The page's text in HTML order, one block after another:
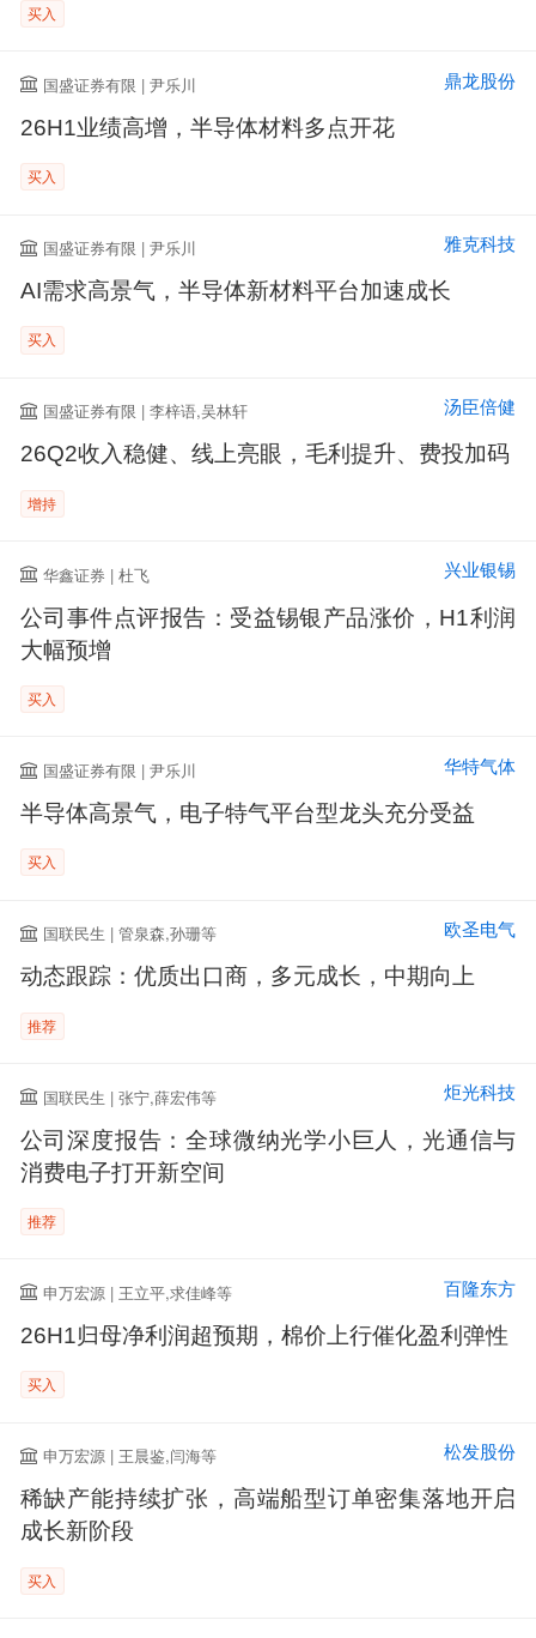
买入
国盛证券有限 | 尹乐川 鼎龙股份
26H1业绩高增，半导体材料多点开花
买入
国盛证券有限 | 尹乐川 雅克科技
AI需求高景气，半导体新材料平台加速成长
买入
国盛证券有限 | 李梓语,吴林轩 汤臣倍健
26Q2收入稳健、线上亮眼，毛利提升、费投加码
增持
华鑫证券 | 杜飞 兴业银锡
公司事件点评报告：受益锡银产品涨价，H1利润
大幅预增
买入
国盛证券有限 | 尹乐川 华特气体
半导体高景气，电子特气平台型龙头充分受益
买入
国联民生 | 管泉森,孙珊等 欧圣电气
动态跟踪：优质出口商，多元成长，中期向上
推荐
国联民生 | 张宁,薛宏伟等 炬光科技
公司深度报告：全球微纳光学小巨人，光通信与
消费电子打开新空间
推荐
申万宏源 | 王立平,求佳峰等 百隆东方
26H1归母净利润超预期，棉价上行催化盈利弹性
买入
申万宏源 | 王晨鉴,闫海等 松发股份
稀缺产能持续扩张，高端船型订单密集落地开启
成长新阶段
买入